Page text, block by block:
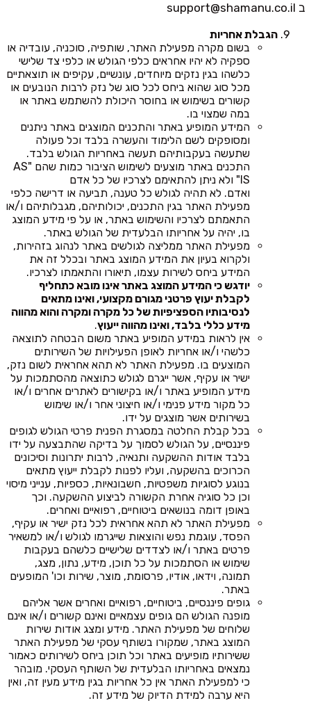
ב support@shamanu.co.il
הגבלת אחריות
בשום מקרה מפעילת האתר, שותפיה, סוכניה, עובדיה או
ספקיה לא יהיו אחראים כלפי הגולש או כלפי צד שלישי
כלשהו בגין נזקים מיוחדים, עונשיים, עקיפים או תוצאתיים
מכל סוג שהוא ביחס לכל סוג של נזק לרבות הנובעים או
קשורים בשימוש או בחוסר היכולת להשתמש באתר או
במה שמצוי בו.
המידע המופיע באתר והתכנים המוצגים באתר ניתנים
ומסופקים לשם הלימוד והעשרה בלבד וכל פעולה
שתעשה בעקבותיהם תעשה באחריות הגולש בלבד.
התכנים באתר מוצעים לשימוש הציבור כמות שהם "AS
IS" ולא ניתן להתאימם לצרכיו של כל אדם
ואדם. לא תהיה לגולש כל טענה, תביעה או דרישה כלפי
מפעילת האתר בגין התכנים, יכולותיהם, מגבלותיהם ו/או
התאמתם לצרכיו והשימוש באתר, או על פי מידע המוצג
בו, יהיה על אחריותו הבלעדית של הגולש באתר.
מפעילת האתר ממליצה לגולשים באתר לנהוג בזהירות,
ולקרוא בעיון את המידע המוצג באתר ובכלל זה את
המידע ביחס לשירות עצמו, תיאורו והתאמתו לצרכיו.
יודגש כי המידע המוצג באתר אינו מובא כתחליף
לקבלת יעוץ פרטני מגורם מקצועי, ואינו מתאים
לנסיבותיו הספציפיות של כל מקרה ומקרה והוא מהווה
מידע כללי בלבד, ואינו מהווה ייעוץ.
אין לראות במידע המופיע באתר משום הבטחה לתוצאה
כלשהי ו/או אחריות לאופן הפעילויות של השירותים
המוצעים בו. מפעילת האתר לא תהא אחראית לשום נזק,
ישיר או עקיף, אשר ייגרם לגולש כתוצאה מהסתמכות על
מידע המופיע באתר ו/או בקישורים לאתרים אחרים ו/או
כל מקור מידע פנימי ו/או חיצוני אחר ו/או שימוש
בשירותים אשר מוצגים על ידו.
בכל קבלת החלטה במסגרת הפנית פרטי הגולש לגופים
פיננסיים, על הגולש לסמוך על בדיקה שהתבצעה על ידו
בלבד אודות ההשקעה ותנאיה, לרבות יתרונות וסיכונים
הכרוכים בהשקעה, ועליו לפנות לקבלת ייעוץ מתאים
בנוגע לסוגיות משפטיות, חשבונאיות, כספיות, ענייני מיסוי
וכן כל סוגיה אחרת הקשורה לביצוע ההשקעה. וכך
באופן דומה בנושאים ביטוחיים, רפואיים ואחרים.
מפעילת האתר לא תהא אחראית לכל נזק ישיר או עקיף,
הפסד, עוגמת נפש והוצאות שייגרמו לגולש ו/או למשאיר
פרטים באתר ו/או לצדדים שלישיים כלשהם בעקבות
שימוש או הסתמכות על כל תוכן, מידע, נתון, מצג,
תמונה, וידאו, אודיו, פרסומת, מוצר, שירות וכו' המופעים
באתר.
גופים פיננסיים, ביטוחיים, רפואיים ואחרים אשר אליהם
מופנה הגולש הם גופים עצמאיים ואינם קשורים ו/או אינם
שלוחים של מפעילת האתר. מידע ומצג אודות שירות
המוצג באתר, שמקורו בשותף עסקי של מפעילת האתר
ששירותיו מופיעים באתר וכל תוכן ביחס לשירותים כאמור
נמצאים באחריותו הבלעדית של השותף העסקי. מובהר
כי למפעילת האתר אין כל אחריות בגין מידע מעין זה, ואין
היא ערבה למידת הדיוק של מידע זה.